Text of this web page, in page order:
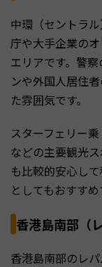
中環（セントラ
庁や大手企業の
エリアです。警
ンや外国人居住
た雰囲気です。
スターフェリー
などの主要観光
も比較的安心し
としてもおすすめ
香港島南部（
香港島南部のレ